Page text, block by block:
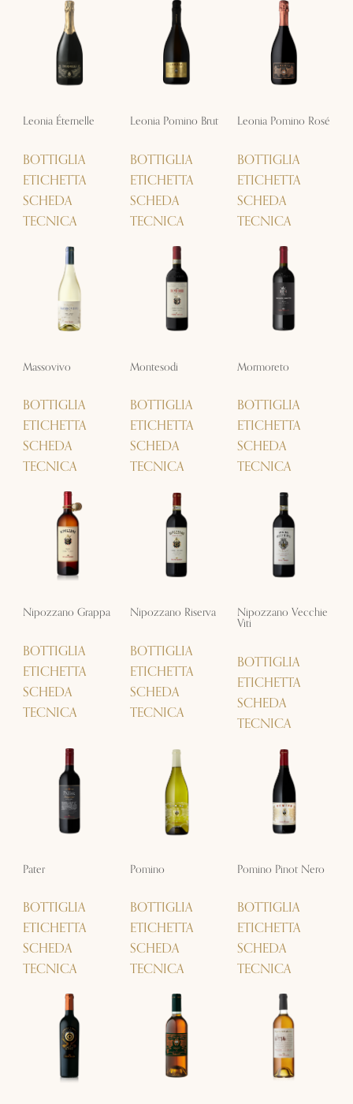
Leonia Éternelle
BOTTIGLIA
ETICHETTA
SCHEDA
TECNICA
Leonia Pomino Brut
BOTTIGLIA
ETICHETTA
SCHEDA
TECNICA
Leonia Pomino Rosé
BOTTIGLIA
ETICHETTA
SCHEDA
TECNICA
Massovivo
BOTTIGLIA
ETICHETTA
SCHEDA
TECNICA
Montesodi
BOTTIGLIA
ETICHETTA
SCHEDA
TECNICA
Mormoreto
BOTTIGLIA
ETICHETTA
SCHEDA
TECNICA
Nipozzano Grappa
BOTTIGLIA
ETICHETTA
SCHEDA
TECNICA
Nipozzano Riserva
BOTTIGLIA
ETICHETTA
SCHEDA
TECNICA
Nipozzano Vecchie
Viti
BOTTIGLIA
ETICHETTA
SCHEDA
TECNICA
Pater
BOTTIGLIA
ETICHETTA
SCHEDA
TECNICA
Pomino
BOTTIGLIA
ETICHETTA
SCHEDA
TECNICA
Pomino Pinot Nero
BOTTIGLIA
ETICHETTA
SCHEDA
TECNICA